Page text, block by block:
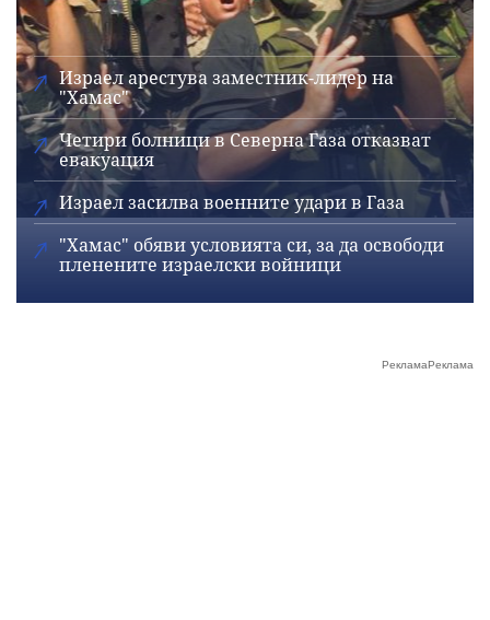
Израел арестува заместник-лидер на
"Хамас"
Четири болници в Северна Газа отказват
евакуация
Израел засилва военните удари в Газа
"Хамас" обяви условията си, за да освободи
пленените израелски войници